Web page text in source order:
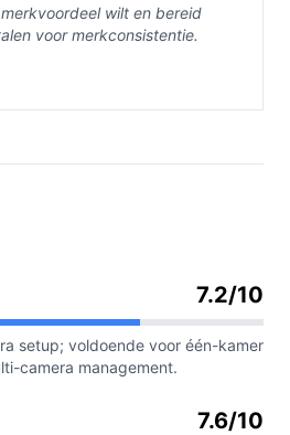
wilt en bereid
voor merkconsistentie.
7.2/10
setup; voldoende voor één-kamer
camera management.
7.6/10